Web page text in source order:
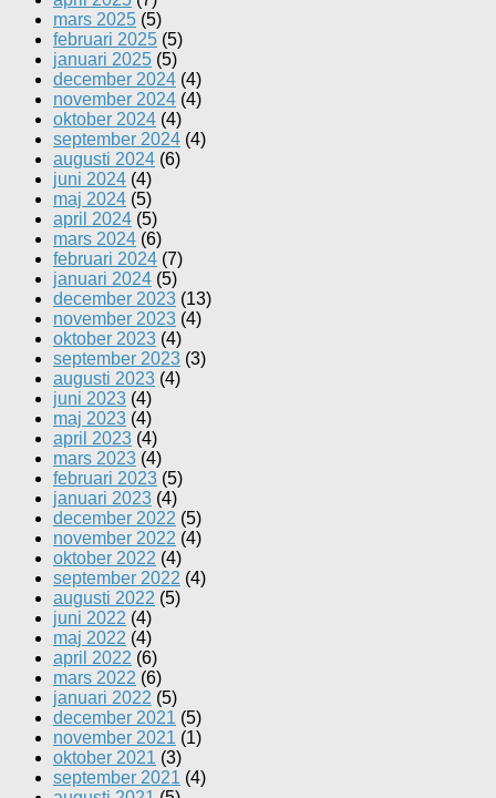
mars 2025 (5)
februari 2025 (5)
januari 2025 (5)
december 2024 (4)
november 2024 (4)
oktober 2024 (4)
september 2024 (4)
augusti 2024 (6)
juni 2024 (4)
maj 2024 (5)
april 2024 (5)
mars 2024 (6)
februari 2024 (7)
januari 2024 (5)
december 2023 (13)
november 2023 (4)
oktober 2023 (4)
september 2023 (3)
augusti 2023 (4)
juni 2023 (4)
maj 2023 (4)
april 2023 (4)
mars 2023 (4)
februari 2023 (5)
januari 2023 (4)
december 2022 (5)
november 2022 (4)
oktober 2022 (4)
september 2022 (4)
augusti 2022 (5)
juni 2022 (4)
maj 2022 (4)
april 2022 (6)
mars 2022 (6)
januari 2022 (5)
december 2021 (5)
november 2021 (1)
oktober 2021 (3)
september 2021 (4)